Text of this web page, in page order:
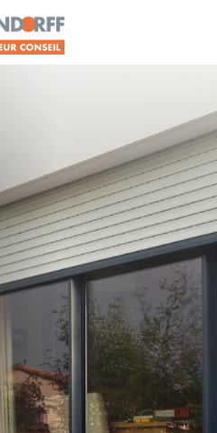
en volets
ou PME proche de
votre référent Distributeur
officiel pour vous
usines sans minimum